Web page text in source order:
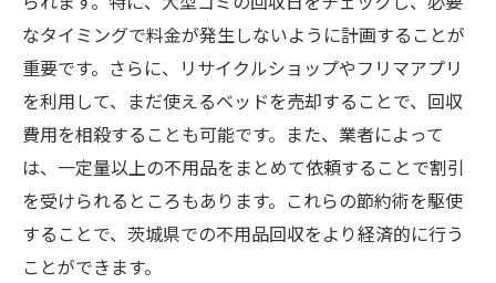
なタイミングで料金が発生しないように計画することが
重要です。さらに、リサイクルショップやフリマアプリ
を利用して、まだ使えるベッドを売却することで、回収
費用を相殺することも可能です。また、業者によって
は、一定量以上の不用品をまとめて依頼することで割引
を受けられるところもあります。これらの節約術を駆使
することで、茨城県での不用品回収をより経済的に行う
ことができます。